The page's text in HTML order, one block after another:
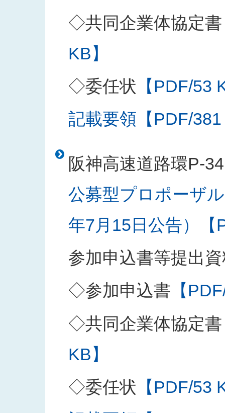
◇共同企業体協定書
KB】
◇委任状 【PDF/53
記載要領【PDF/
阪神高速道路環P-
公募型プロポーザ
年7月15日公告）【
参加申込書等提出
◇参加申込書 【
◇共同企業体協定書
KB】
◇委任状 【PDF/53